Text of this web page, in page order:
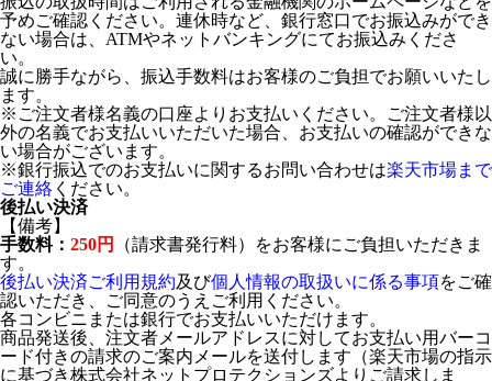
予めご確認ください。連休時など、銀行窓口でお振込みができ
ない場合は、ATMやネットバンキングにてお振込みくださ
い。
誠に勝手ながら、振込手数料はお客様のご負担でお願いいたし
ます。
※ご注文者様名義の口座よりお支払いください。ご注文者様以
外の名義でお支払いいただいた場合、お支払いの確認ができな
い場合がございます。
※銀行振込でのお支払いに関するお問い合わせは楽天市場まで
ご連絡 ください。
後払い決済
【備考】
手数料： 250円
（請求書発行料）をお客様にご負担いただきま
す。
後払い決済ご利用規約及び個人情報の取扱いに係る事項をご確
認いただき、ご同意のうえご利用ください。
各コンビニまたは銀行でお支払いいただけます。
商品発送後、注文者メールアドレスに対してお支払い用バーコ
ード付きの請求のご案内メールを送付します（楽天市場の指示
に基づき株式会社ネットプロテクションズよりご請求しま